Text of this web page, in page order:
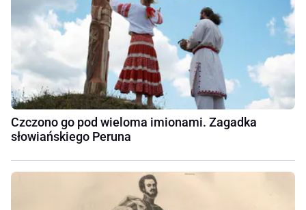
Czczono go pod wieloma imionami. Zagadka
słowiańskiego Peruna